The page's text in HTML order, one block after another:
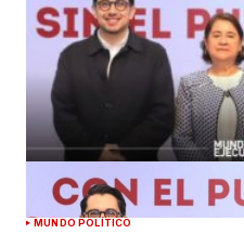
MUNDO POLÍTICO